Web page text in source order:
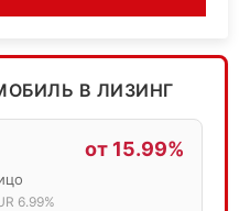
В ЛИЗИНГ
от 15.99%
6.99%